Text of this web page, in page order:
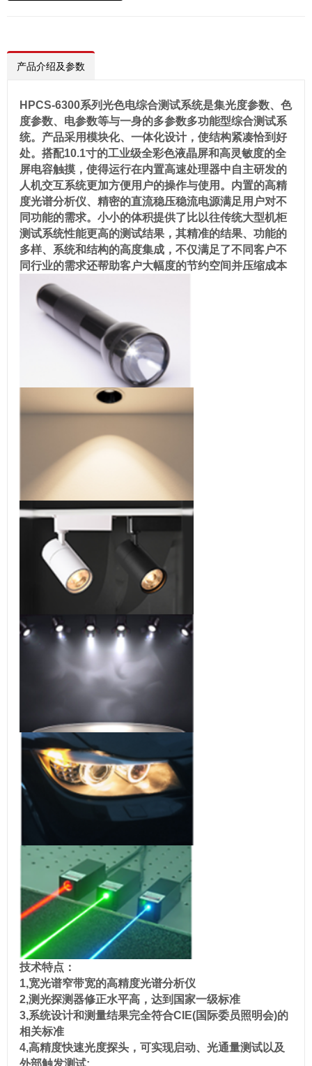
产品介绍及参数
HPCS-6300系列光色电综合测试系统是集光度参数、色
度参数、电参数等与一身的多参数多功能型综合测试系
统。产品采用模块化、一体化设计，使结构紧凑恰到好
处。搭配10.1寸的工业级全彩色液晶屏和高灵敏度的全
屏电容触摸，使得运行在内置高速处理器中自主研发的
人机交互系统更加方便用户的操作与使用。内置的高精
度光谱分析仪、精密的直流稳压稳流电源满足用户对不
同功能的需求。小小的体积提供了比以往传统大型机柜
测试系统性能更高的测试结果，其精准的结果、功能的
多样、系统和结构的高度集成，不仅满足了不同客户不
同行业的需求还帮助客户大幅度的节约空间并压缩成本
技术特点：
1,宽光谱窄带宽的高精度光谱分析仪
2,测光探测器修正水平高，达到国家一级标准
3,系统设计和测量结果完全符合CIE(国际委员照明会)的
相关标准
4,高精度快速光度探头，可实现启动、光通量测试以及
外部触发测试;